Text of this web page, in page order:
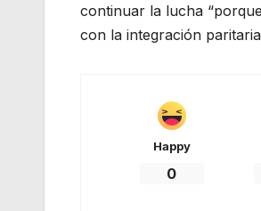
continuar la lucha
con la integración
Happy
0